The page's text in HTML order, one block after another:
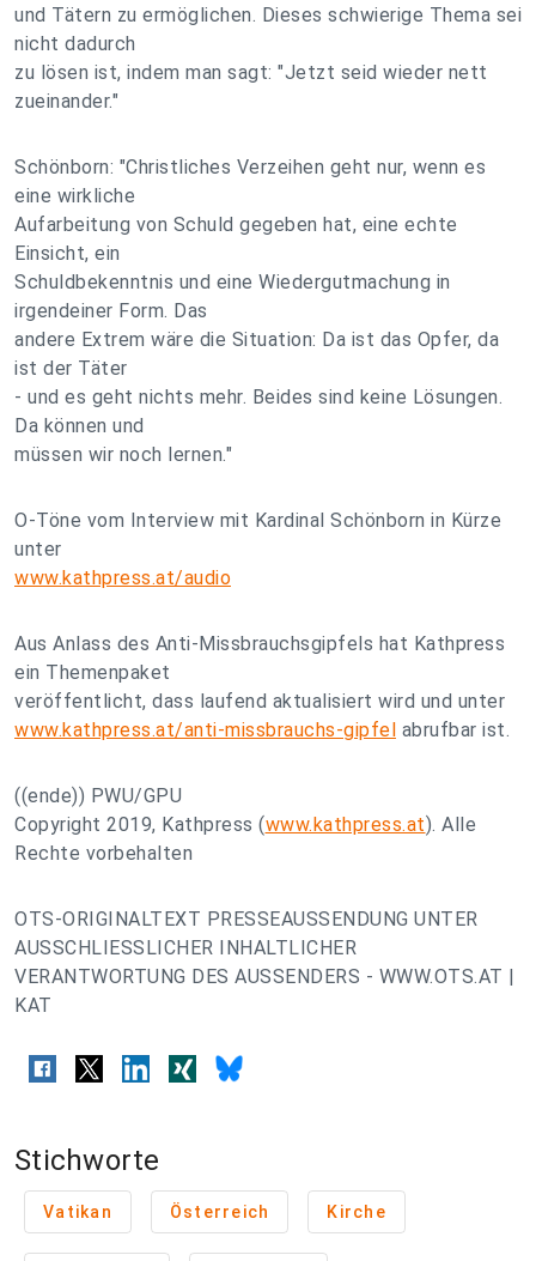
und Tätern zu ermöglichen. Dieses schwierige Thema sei
nicht dadurch
zu lösen ist, indem man sagt: "Jetzt seid wieder nett
zueinander."
Schönborn: "Christliches Verzeihen geht nur, wenn es
eine wirkliche
Aufarbeitung von Schuld gegeben hat, eine echte
Einsicht, ein
Schuldbekenntnis und eine Wiedergutmachung in
irgendeiner Form. Das
andere Extrem wäre die Situation: Da ist das Opfer, da
ist der Täter
- und es geht nichts mehr. Beides sind keine Lösungen.
Da können und
müssen wir noch lernen."
O-Töne vom Interview mit Kardinal Schönborn in Kürze
unter
www.kathpress.at/audio
Aus Anlass des Anti-Missbrauchsgipfels hat Kathpress
ein Themenpaket
veröffentlicht, dass laufend aktualisiert wird und unter
www.kathpress.at/anti-missbrauchs-gipfel abrufbar ist.
((ende)) PWU/GPU
Copyright 2019, Kathpress (www.kathpress.at). Alle
Rechte vorbehalten
OTS-ORIGINALTEXT PRESSEAUSSENDUNG UNTER
AUSSCHLIESSLICHER INHALTLICHER
VERANTWORTUNG DES AUSSENDERS - WWW.OTS.AT |
KAT
Stichworte
Vatikan Österreich Kirche